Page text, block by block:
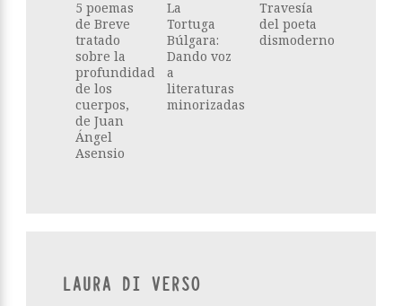
5 poemas
de Breve
tratado
sobre la
profundidad
de los
cuerpos,
de Juan
Ángel
Asensio
La
Tortuga
Búlgara:
Dando voz
a
literaturas
minorizadas
Travesía
del poeta
dismoderno
LAURA DI VERSO